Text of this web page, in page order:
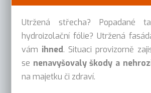
Utržená střecha? Popadané
hydroizolační fólie? Utržená
vám ihned. Situaci provizorně
se nenavyšovaly škody a
na majetku či zdraví.